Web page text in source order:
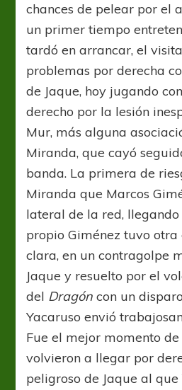
chances de pelear por el
un primer tiempo
tardó en arrancar, el
problemas por derecha
de Jaque, hoy jugando
derecho por la lesión
Mur, más alguna
Miranda, que cayó
banda. La primera de
Miranda que Marcos
lateral de la red,
propio Giménez tuvo otra
clara, en un contragolpe
Jaque y resuelto por el
del Dragón con un
Yacaruso envió
Fue el mejor momento
volvieron a llegar por
peligroso de Jaque al